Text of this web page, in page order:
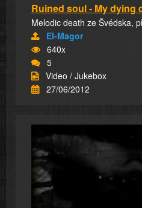
Ruined soul - My dying
Melodic death ze Švédska,
El-Magor
640x
5
Video / Jukebox
27/06/2012